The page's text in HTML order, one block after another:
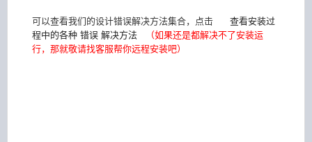
可以查看我们的设计错误解决方法集合，点击 查看安装过
程中的各种 错误 解决方法 （如果还是都解决不了安装运
行，那就敬请找客服帮你远程安装吧）